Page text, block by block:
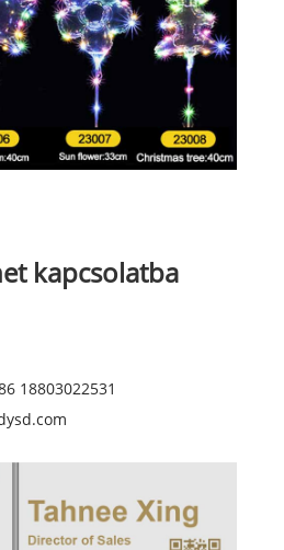
kapcsolatba
18803022531